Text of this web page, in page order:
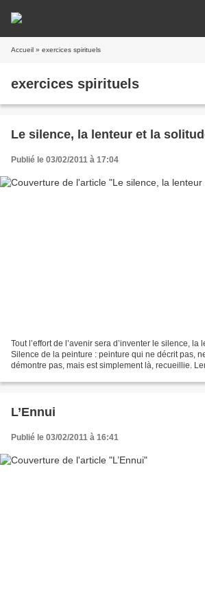
Accueil » exercices spirituels
exercices spirituels
Le silence, la lenteur et la
Publié le 03/02/2011 à 17:04
Tout l’effort de l’avenir sera d’inventer le silence, la
Silence de la peinture : peinture qui ne décrit pas,
démontre pas, mais est simplement là, recueillie.
L’Ennui
Publié le 03/02/2011 à 16:41